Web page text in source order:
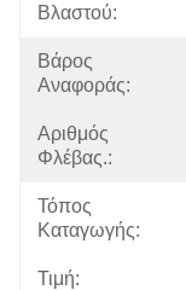
Βλαστού:
Βάρος
Αναφοράς:
Αριθμός
Φλέβας.:
Τόπος
Καταγωγής:
Τιμή: